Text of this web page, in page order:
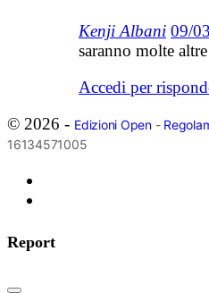
Kenji Albani 09/
saranno molte
Accedi per
© 2026 - Edizioni Open-
16134571005
Report